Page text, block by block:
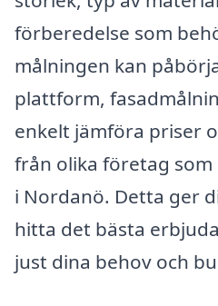
förberedelse som
målningen kan
plattform,
enkelt jämföra priser
från olika företag
i Nordanö. Detta ger
hitta det bästa
just dina behov och